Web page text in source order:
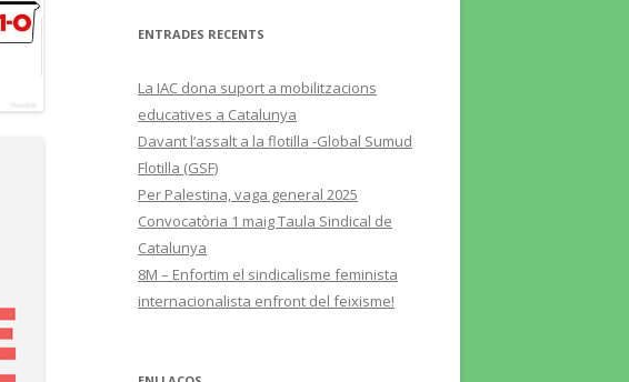
ENTRADES RECENTS
La IAC dona suport a mobilitzacions
educatives a Catalunya
Davant l’assalt a la flotilla -Global Sumud
Flotilla (GSF)
Per Palestina, vaga general 2025
Convocatòria 1 maig Taula Sindical de
Catalunya
8M – Enfortim el sindicalisme feminista
internacionalista enfront del feixisme!